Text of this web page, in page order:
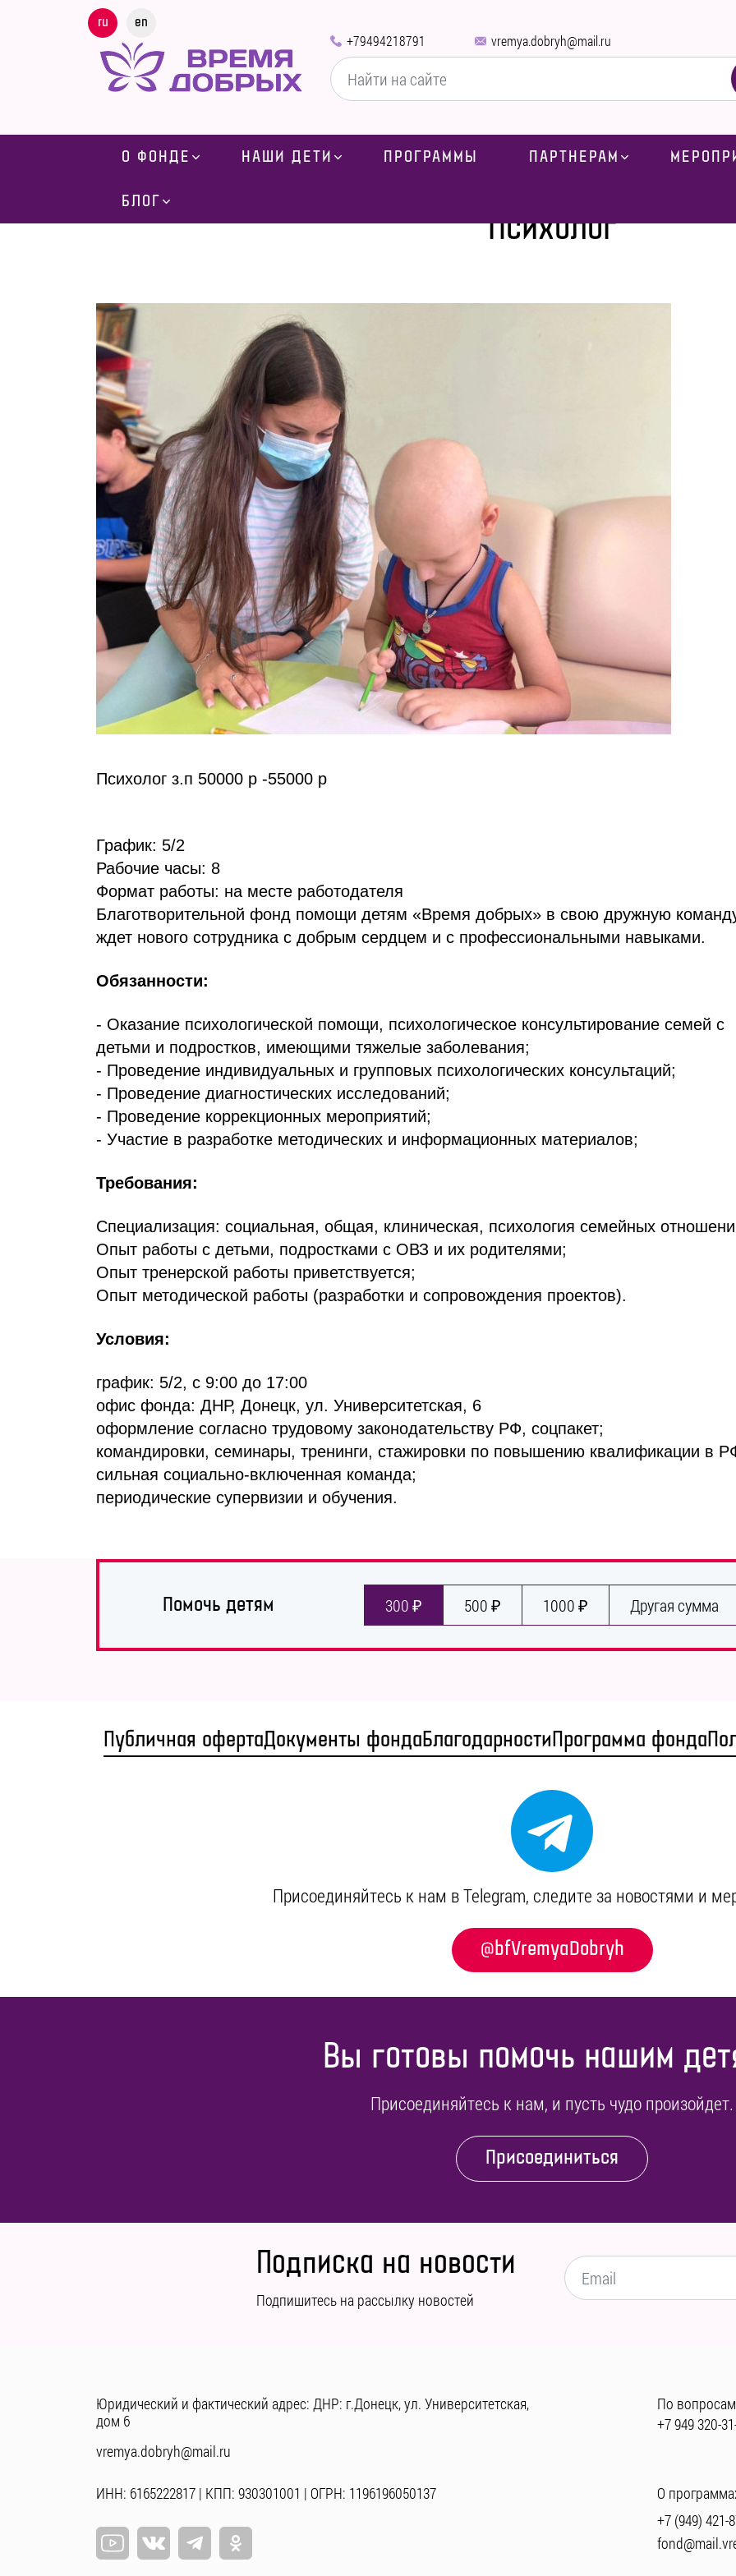
ru en
+79494218791 vremya.dobryh@mail.ru
О ФОНДЕ НАШИ ДЕТИ ПРОГРАММЫ ПАРТНЕРАМ
БЛОГ
Психолог
Психолог з.п 50000 р -55000 р
График: 5/2
Рабочие часы: 8
Формат работы: на месте работодателя
Благотворительной фонд помощи детям «Время добрых» в свою дружную
ждет нового сотрудника с добрым сердцем и с профессиональными навыками.
Обязанности:
- Оказание психологической помощи, психологическое консультирование семей с
детьми и подростков, имеющими тяжелые заболевания;
- Проведение индивидуальных и групповых психологических консультаций;
- Проведение диагностических исследований;
- Проведение коррекционных мероприятий;
- Участие в разработке методических и информационных материалов;
Требования:
Специализация: социальная, общая, клиническая, психология семейных
Опыт работы с детьми, подростками с ОВЗ и их родителями;
Опыт тренерской работы приветствуется;
Опыт методической работы (разработки и сопровождения проектов).
Условия:
график: 5/2, с 9:00 до 17:00
офис фонда: ДНР, Донецк, ул. Университетская, 6
оформление согласно трудовому законодательству РФ, соцпакет;
командировки, семинары, тренинги, стажировки по повышению квалификации в
сильная социально-включенная команда;
периодические супервизии и обучения.
Помочь детям 300 ₽ 500 ₽ 1000 ₽ Другая сумма
Публичная офертаДокументы фондаБлагодарностиПрограмма фонда
Присоединяйтесь к нам в Telegram, cледите за новостями и
@bfVremyaDobryh
Вы готовы помочь нашим
Присоединяйтесь к нам, и пусть чудо произойдет.
Присоединиться
Подписка на новости
Подпишитесь на рассылку новостей
Юридический и фактический адрес: ДНР: г.Донецк, ул. Университетская,
дом 6
vremya.dobryh@mail.ru
ИНН: 6165222817 | КПП: 930301001 | ОГРН: 1196196050137
По
+7 949 320-
О
+7 (949) 421-